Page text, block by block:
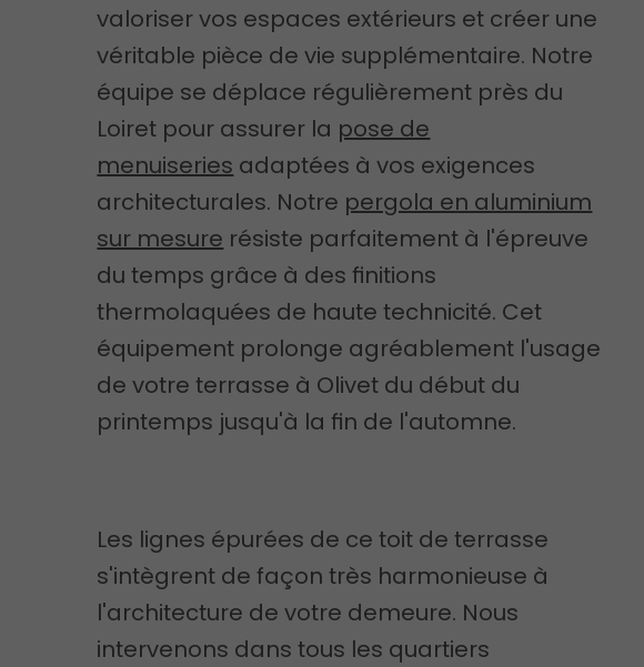
valoriser vos espaces extérieurs et créer une
véritable pièce de vie supplémentaire. Notre
équipe se déplace régulièrement près du
Loiret pour assurer la pose de
menuiseries adaptées à vos exigences
architecturales. Notre pergola en aluminium
sur mesure résiste parfaitement à l'épreuve
du temps grâce à des finitions
thermolaquées de haute technicité. Cet
équipement prolonge agréablement l'usage
de votre terrasse à Olivet du début du
printemps jusqu'à la fin de l'automne.
Les lignes épurées de ce toit de terrasse
s'intègrent de façon très harmonieuse à
l'architecture de votre demeure. Nous
intervenons dans tous les quartiers